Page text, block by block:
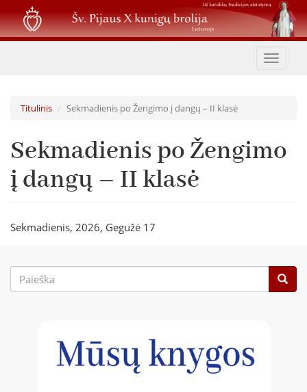
Pereiti
į
pagrindinį
Toggle
Titulinis Sekmadienis po Žengimo į dangų – II klasė
Sekmadienis po Žengimo
į dangų – II klasė
Sekmadienis, 2026, Gegužė 17
Paieškos